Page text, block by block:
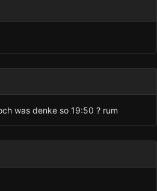
was denke so 19:50 ? rum